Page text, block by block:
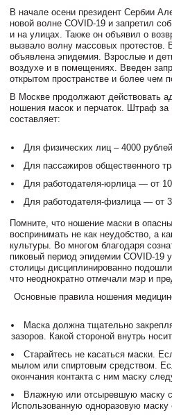
В начале осени президент Сербии
новой волне COVID-19 и запретил
и на улицах. Также он объявил о
вызвало волну массовых протестов.
объявлена эпидемия. Взрослые и
воздухе и в помещениях. Введен
открытом пространстве и более чем
В Москве продолжают действовать
ношения масок и перчаток. Штраф за
составляет:
Для физических лиц – 4000
Для пассажиров общественного
Для работодателя-юрлица — от
Для работодателя-физлица — от
Помните, что ношение маски в
воспринимать не как неудобство, а
культуры. Во многом благодаря
пиковый период эпидемии COVID-
столицы дисциплинированно
что неоднократно отмечали мэр и
Основные правила ношения
Маска должна тщательно
зазоров. Какой стороной внутрь
Старайтесь не касаться маски.
мылом или спиртовым средством.
окончания контакта с ним маску
Влажную или отсыревшую маску
Использованную одноразовую